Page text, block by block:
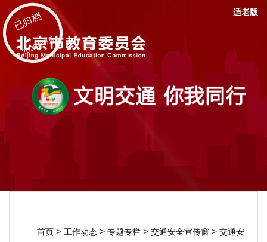
已归档
2025年8月
适老版
首页 > 工作动态 > 专题专栏 > 交通安全宣传窗 > 交通安